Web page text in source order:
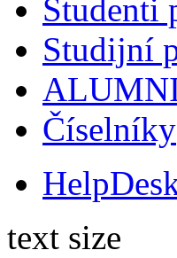
Studenti
Studijní
Číselníky
text size